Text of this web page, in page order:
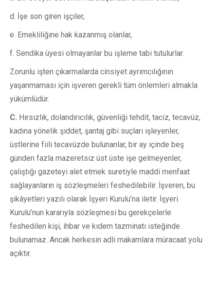
d. İşe son giren işçiler,
e. Emekliliğine hak kazanmış olanlar,
f. Sendika üyesi olmayanlar bu işleme tabi tutulurlar.
Zorunlu işten çıkarmalarda cinsiyet ayrımcılığının
yaşanmaması için işveren gerekli tüm önlemleri almakla
yükümlüdür.
C. Hırsızlık, dolandırıcılık, güvenliği tehdit, taciz, tecavüz,
kadına yönelik şiddet, şantaj gibi suçları işleyenler,
üstlerine fiili tecavüzde bulunanlar, bir ay içinde beş
günden fazla mazeretsiz üst üste işe gelmeyenler,
çalıştığı gazeteyi alet etmek suretiyle maddi menfaat
sağlayanların iş sözleşmeleri feshedilebilir. İşveren, bu
şikâyetleri yazılı olarak İşyeri Kurulu’na iletir. İşyeri
Kurulu’nun kararıyla sözleşmesi bu gerekçelerle
feshedilen kişi, ihbar ve kıdem tazminatı isteğinde
bulunamaz. Ancak herkesin adli makamlara müracaat yolu
açıktır.